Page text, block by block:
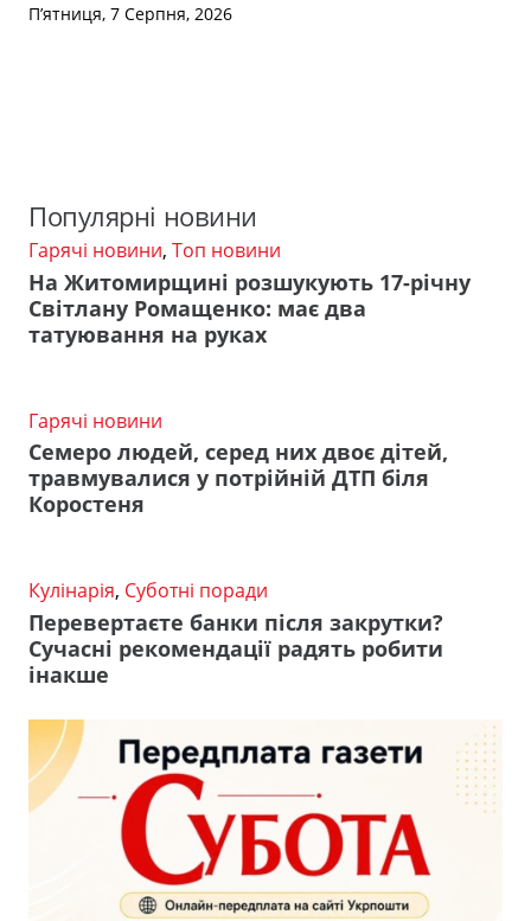
П’ятниця, 7 Серпня, 2026
Популярні новини
Гарячі новини, Топ новини
На Житомирщині розшукують 17-річну
Світлану Ромащенко: має два
татуювання на руках
Гарячі новини
Семеро людей, серед них двоє дітей,
травмувалися у потрійній ДТП біля
Коростеня
Кулінарія, Суботні поради
Перевертаєте банки після закрутки?
Сучасні рекомендації радять робити
інакше